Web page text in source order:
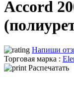
Accord
Напиши
Торговая марка :
Распечатать